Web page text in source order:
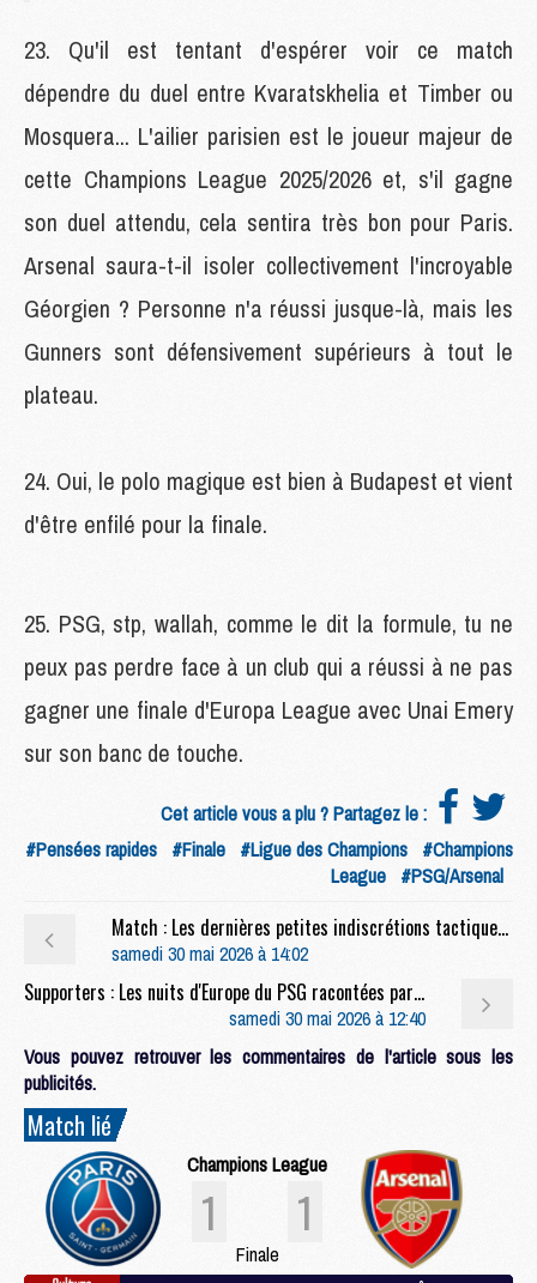
23. Qu'il est tentant d'espérer voir ce match
dépendre du duel entre Kvaratskhelia et Timber ou
Mosquera... L'ailier parisien est le joueur majeur de
cette Champions League 2025/2026 et, s'il gagne
son duel attendu, cela sentira très bon pour Paris.
Arsenal saura-t-il isoler collectivement l'incroyable
Géorgien ? Personne n'a réussi jusque-là, mais les
Gunners sont défensivement supérieurs à tout le
plateau.
24. Oui, le polo magique est bien à Budapest et vient
d'être enfilé pour la finale.
25. PSG, stp, wallah, comme le dit la formule, tu ne
peux pas perdre face à un club qui a réussi à ne pas
gagner une finale d'Europa League avec Unai Emery
sur son banc de touche.
Cet article vous a plu ? Partagez le :
#Pensées rapides #Finale #Ligue des Champions #Champions
League #PSG/Arsenal
Match : Les dernières petites indiscrétions tactiques avant PSG/Arsenal
samedi 30 mai 2026 à 14:02
Supporters : Les nuits d'Europe du PSG racontées par ses supporters : les années Luis Enrique
samedi 30 mai 2026 à 12:40
Vous pouvez retrouver les commentaires de l'article sous les
publicités.
Match lié
Champions League
1 1
Finale